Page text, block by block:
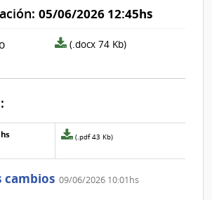
05/06/2026 12:45hs
archivo
(.docx 74 Kb)
llamado
Archivo
de
aclaración
(.pdf 43 Kb)
cambios 09/06/2026 10:01hs